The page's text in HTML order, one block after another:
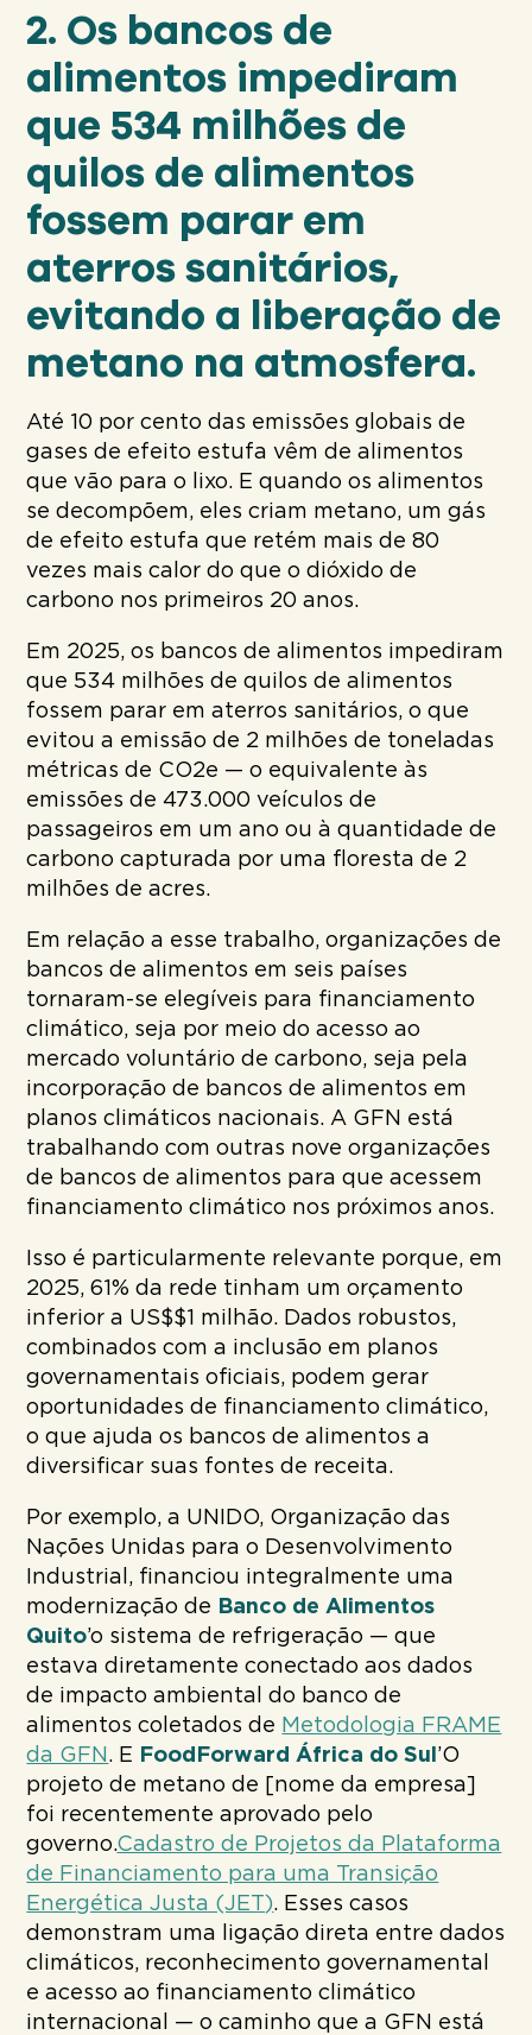
2. Os bancos de
alimentos impediram
que 534 milhões de
quilos de alimentos
fossem parar em
aterros sanitários,
evitando a liberação de
metano na atmosfera.
Até 10 por cento das emissões globais de
gases de efeito estufa vêm de alimentos
que vão para o lixo. E quando os alimentos
se decompõem, eles criam metano, um gás
de efeito estufa que retém mais de 80
vezes mais calor do que o dióxido de
carbono nos primeiros 20 anos.
Em 2025, os bancos de alimentos impediram
que 534 milhões de quilos de alimentos
fossem parar em aterros sanitários, o que
evitou a emissão de 2 milhões de toneladas
métricas de CO2e — o equivalente às
emissões de 473.000 veículos de
passageiros em um ano ou à quantidade de
carbono capturada por uma floresta de 2
milhões de acres.
Em relação a esse trabalho, organizações de
bancos de alimentos em seis países
tornaram-se elegíveis para financiamento
climático, seja por meio do acesso ao
mercado voluntário de carbono, seja pela
incorporação de bancos de alimentos em
planos climáticos nacionais. A GFN está
trabalhando com outras nove organizações
de bancos de alimentos para que acessem
financiamento climático nos próximos anos.
Isso é particularmente relevante porque, em
2025, 61% da rede tinham um orçamento
inferior a US$$1 milhão. Dados robustos,
combinados com a inclusão em planos
governamentais oficiais, podem gerar
oportunidades de financiamento climático,
o que ajuda os bancos de alimentos a
diversificar suas fontes de receita.
Por exemplo, a UNIDO, Organização das
Nações Unidas para o Desenvolvimento
Industrial, financiou integralmente uma
modernização de Banco de Alimentos
Quito’o sistema de refrigeração — que
estava diretamente conectado aos dados
de impacto ambiental do banco de
alimentos coletados de Metodologia FRAME
da GFN . E FoodForward África do Sul ’O
projeto de metano de [nome da empresa]
foi recentemente aprovado pelo
governo.Cadastro de Projetos da Plataforma
de Financiamento para uma Transição
Energética Justa (JET). Esses casos
demonstram uma ligação direta entre dados
climáticos, reconhecimento governamental
e acesso ao financiamento climático
internacional — o caminho que a GFN está